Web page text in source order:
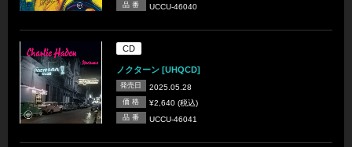
品 番 UCCU-46040
CD
ノクターン [UHQCD]
発売日 2025.05.28
価 格 ¥2,640 (税込)
品 番 UCCU-46041